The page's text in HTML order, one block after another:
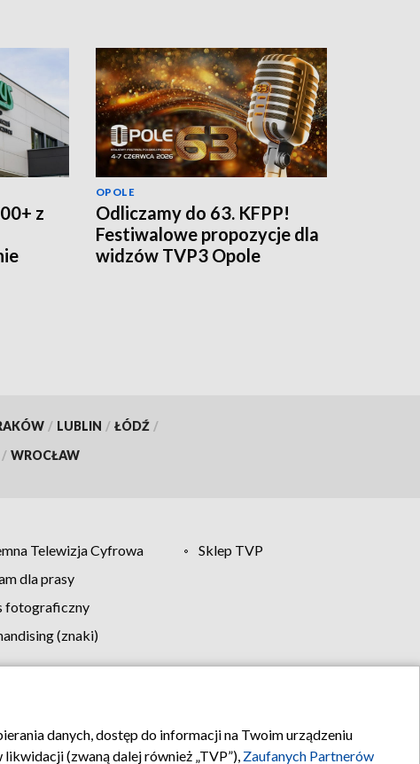
z
OPOLE
Odliczamy do 63. KFPP!
Festiwalowe propozycje dla
widzów TVP3 Opole
/ LUBLIN / ŁÓDŹ /
/ WROCŁAW
Telewizja Cyfrowa
Sklep TVP
dla prasy
fotograficzny
(znaki)
reklamy Kontakt
danych, dostęp do informacji na Twoim urządzeniu
(zwaną dalej również „TVP”), Zaufanych Partnerów